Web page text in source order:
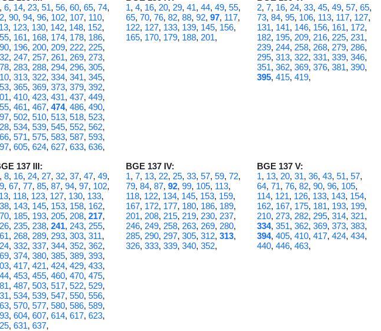
, 6, 14, 23, 51, 56, 60, 65, 74,
, 90, 94, 96, 102, 107, 110,
, 123, 130, 142, 148, 152,
, 161, 168, 174, 178, 186,
, 196, 200, 209, 222, 225,
, 247, 257, 261, 269, 273,
, 283, 288, 294, 296, 305,
, 313, 322, 334, 341, 345,
, 365, 369, 373, 379, 392,
, 410, 423, 431, 437, 449,
, 461, 467, 474, 486, 490,
, 502, 510, 513, 518, 523,
, 534, 539, 545, 552, 562,
, 571, 575, 583, 587, 593,
, 605, 624, 627, 633, 636,
1, 4, 16, 20, 29, 41, 44, 49, 55,
65, 70, 76, 82, 88, 92, 97, 117,
122, 127, 133, 139, 145, 156,
165, 170, 179, 188, 201,
2, 7, 16, 24, 33, 45, 49, 57, 65,
73, 84, 95, 106, 113, 117, 127,
131, 141, 146, 156, 161, 172,
182, 195, 209, 216, 225, 231,
239, 244, 258, 268, 279, 286,
295, 313, 322, 331, 339, 346,
351, 362, 369, 376, 381, 390,
395, 415, 419,
137 III:
, 8, 16, 24, 27, 32, 37, 47, 49,
, 67, 77, 85, 87, 94, 97, 102,
, 118, 123, 127, 130, 133,
, 143, 145, 153, 158, 162,
, 185, 193, 205, 208, 217,
, 235, 238, 241, 243, 255,
, 268, 289, 293, 303, 311,
, 332, 337, 344, 352, 362,
, 374, 380, 385, 389, 393,
, 417, 421, 424, 429, 433,
, 453, 455, 460, 470, 475,
, 487, 503, 517, 522, 529,
, 534, 539, 547, 550, 556,
, 570, 577, 580, 586, 589,
, 604, 607, 614, 617, 623,
, 631, 637,
BGE 137 IV:
1, 7, 13, 22, 25, 33, 57, 59, 72,
79, 84, 87, 92, 99, 105, 113,
118, 122, 134, 145, 153, 159,
167, 172, 177, 180, 186, 189,
201, 208, 215, 219, 230, 237,
246, 249, 258, 263, 269, 280,
285, 290, 297, 305, 312, 313,
326, 333, 339, 340, 352,
BGE 137 V:
1, 13, 20, 31, 36, 43, 51, 57,
64, 71, 76, 82, 90, 96, 105,
114, 121, 126, 133, 143, 154,
162, 167, 175, 181, 193, 199,
210, 273, 282, 295, 314, 321,
334, 351, 362, 369, 373, 383,
394, 405, 410, 417, 424, 434,
440, 446, 463,